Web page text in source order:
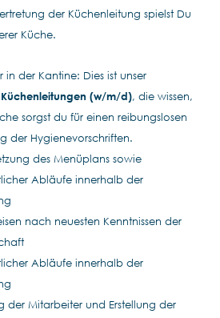
der Küchenleitung spielst Du
Küche.
der Kantine: Dies ist unser
(w/m/d), die wissen,
sorgst du für einen reibungslosen
der Hygienevorschriften.
des Menüplans sowie
Abläufe innerhalb der
nach neuesten Kenntnissen der
Abläufe innerhalb der
der Mitarbeiter und Erstellung der